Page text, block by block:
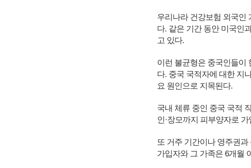
우리나라 건강보험 외국인
다. 같은 기간 동안 미국인
고 있다.
이런 불균형은 중국인들이
다. 중국 국적자에 대한 지
요 원인으로 지목된다.
국내 체류 중인 중국 국적
인·장모까지 피부양자로
또 거주 기간이나 영주권
가입자와 그 가족은 6개월